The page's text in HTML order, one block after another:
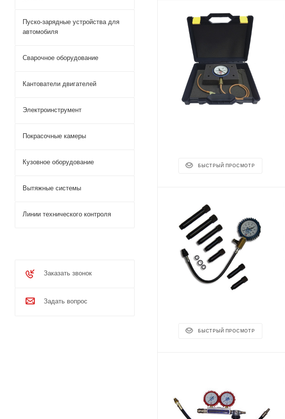
БЫСТРЫЙ ПРОСМОТР
БЫСТРЫЙ ПРОСМОТР
Пуско-зарядные устройства для
автомобиля
Сварочное оборудование
Кантователи двигателей
Электроинструмент
Покрасочные камеры
Кузовное оборудование
Вытяжные системы
Линии технического контроля
Заказать звонок
Задать вопрос